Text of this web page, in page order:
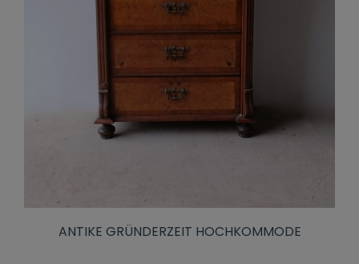
ANTIKE GRÜNDERZEIT HOCHKOMMODE